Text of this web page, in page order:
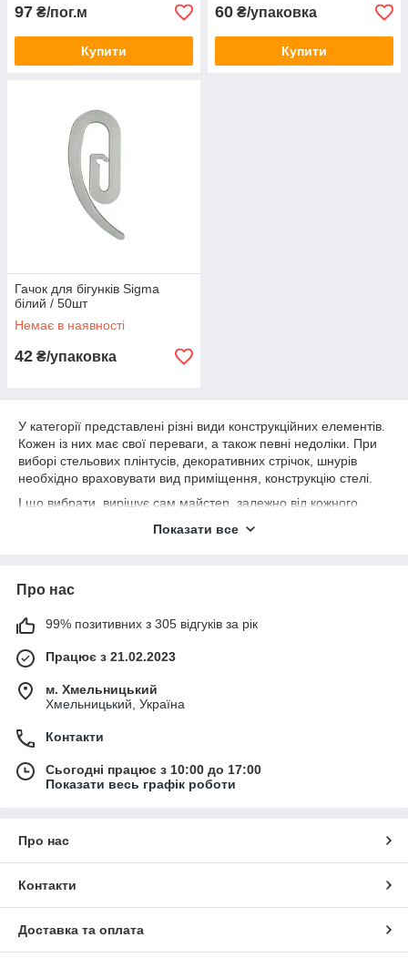
97 ₴/пог.м
Купити
60 ₴/упаковка
Купити
Гачок для бігунків Sigma
білий / 50шт
Немає в наявності
42 ₴/упаковка
У категорії представлені різні види конструкційних елементів.
Кожен із них має свої переваги, а також певні недоліки. При
виборі стельових плінтусів, декоративних стрічок, шнурів
необхідно враховувати вид приміщення, конструкцію стелі.
І що вибрати, вирішує сам майстер, залежно від кожного
представлені різні види маскувальних елементів під кожну
вибором.
Показати все
Про нас
99% позитивних з 305 відгуків за рік
Працює з 21.02.2023
м. Хмельницький
Хмельницький, Україна
Контакти
Сьогодні працює з 10:00 до 17:00
Показати весь графік роботи
Про нас
Контакти
Доставка та оплата